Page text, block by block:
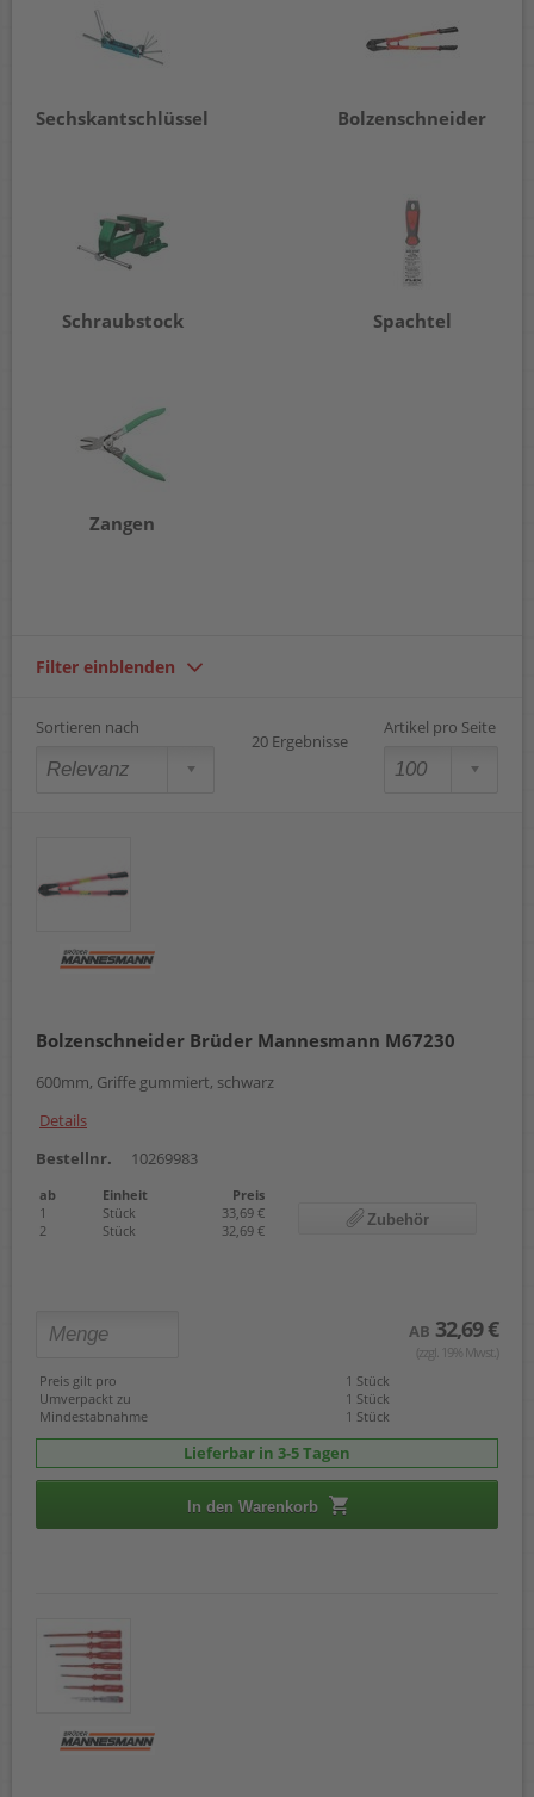
Sechskantschlüssel Bolzenschneider
Schraubstock Spachtel
Zangen
Filter einblenden
Sortieren nach
20 Ergebnisse
Artikel pro Seite
Bolzenschneider Brüder Mannesmann M67230
600mm, Griffe gummiert, schwarz
Details
Bestellnr.
10269983
ab Einheit
Preis
1
Stück
33,69 €
2
Stück 32,69 €
Zubehör
AB 32,69 €
(zzgl. 19% Mwst.)
Preis gilt pro
1 Stück
Umverpackt zu
1 Stück
Mindestabnahme
1 Stück
Lieferbar in 3-5 Tagen
In den Warenkorb